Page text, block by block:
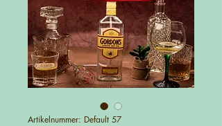
Artikelnummer: Default 57